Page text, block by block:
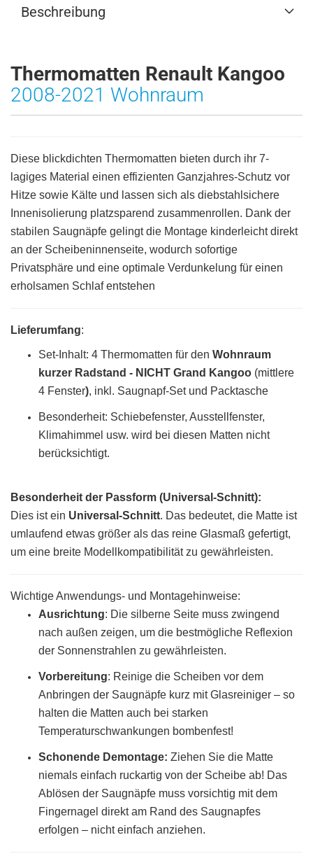
Beschreibung
Thermomatten Renault Kangoo
2008-2021 Wohnraum
Diese blickdichten Thermomatten bieten durch ihr 7-
lagiges Material einen effizienten Ganzjahres-Schutz vor
Hitze sowie Kälte und lassen sich als diebstahlsichere
Innenisolierung platzsparend zusammenrollen. Dank der
stabilen Saugnäpfe gelingt die Montage kinderleicht direkt
an der Scheibeninnenseite, wodurch sofortige
Privatsphäre und eine optimale Verdunkelung für einen
erholsamen Schlaf entstehen
Lieferumfang:
Set-Inhalt: 4 Thermomatten für den Wohnraum
kurzer Radstand - NICHT Grand Kangoo (mittlere
4 Fenster), inkl. Saugnapf-Set und Packtasche
Besonderheit: Schiebefenster, Ausstellfenster,
Klimahimmel usw. wird bei diesen Matten nicht
berücksichtigt.
Besonderheit der Passform (Universal-Schnitt):
Dies ist ein Universal-Schnitt. Das bedeutet, die Matte ist
umlaufend etwas größer als das reine Glasmaß gefertigt,
um eine breite Modellkompatibilität zu gewährleisten.
Wichtige Anwendungs- und Montagehinweise:
Ausrichtung: Die silberne Seite muss zwingend
nach außen zeigen, um die bestmögliche Reflexion
der Sonnenstrahlen zu gewährleisten.
Vorbereitung: Reinige die Scheiben vor dem
Anbringen der Saugnäpfe kurz mit Glasreiniger – so
halten die Matten auch bei starken
Temperaturschwankungen bombenfest!
Schonende Demontage: Ziehen Sie die Matte
niemals einfach ruckartig von der Scheibe ab! Das
Ablösen der Saugnäpfe muss vorsichtig mit dem
Fingernagel direkt am Rand des Saugnapfes
erfolgen – nicht einfach anziehen.